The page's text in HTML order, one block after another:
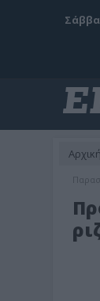
Αρχική